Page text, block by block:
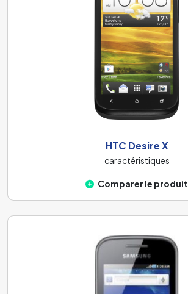
HTC Desire X
caractéristiques
Comparer le produit